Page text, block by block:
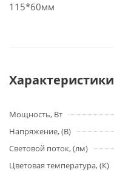
115*60мм
Характеристики
Мощность, Вт
Напряжение, (В)
Световой поток, (лм)
Цветовая температура, (К)